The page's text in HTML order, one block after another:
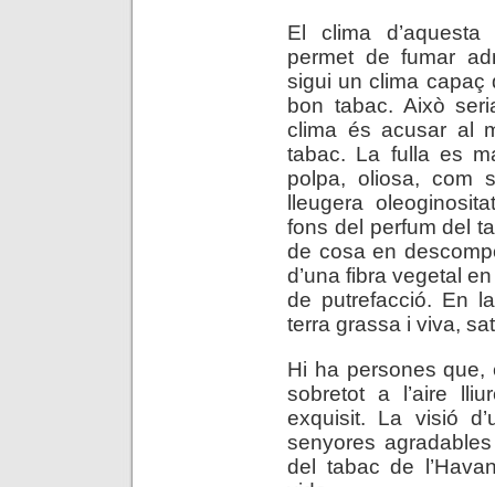
El clima
permet de fumar
sigui un clima capaç
bon tabac. Això
clima és acusar al
tabac. La fulla es
polpa, oliosa, com
lleugera
fons del perfum del
de cosa en
d’una fibra vegetal
de putrefacció. En
terra grassa i viva,
Hi ha persones que,
sobretot a l’aire
exquisit. La visió
senyores
del tabac de